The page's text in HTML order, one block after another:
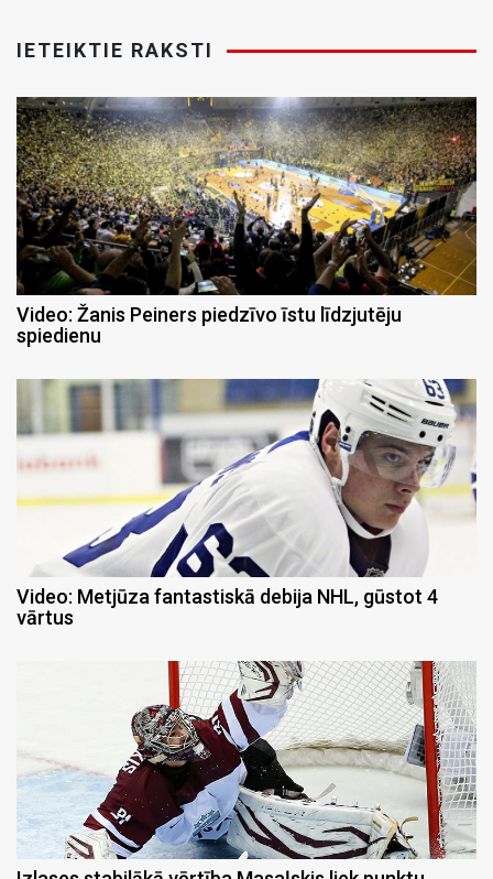
IETEIKTIE RAKSTI
Video: Žanis Peiners piedzīvo īstu līdzjutēju
spiedienu
Video: Metjūza fantastiskā debija NHL, gūstot 4
vārtus